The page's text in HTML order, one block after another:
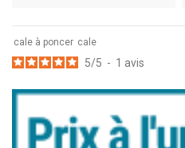
cale à poncer cale
5/5 - 1 avis